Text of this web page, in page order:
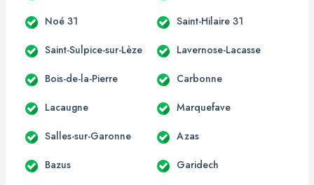
Noé 31 Saint-Hilaire 31
Saint-Sulpice-sur-Lèze Lavernose-Lacasse
Bois-de-la-Pierre Carbonne
Lacaugne Marquefave
Salles-sur-Garonne Azas
Bazus Garidech